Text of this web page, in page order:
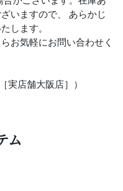
いますので、 あらかじ
します。
お気軽にお問い合わせく
実店舗大阪店］）
ム